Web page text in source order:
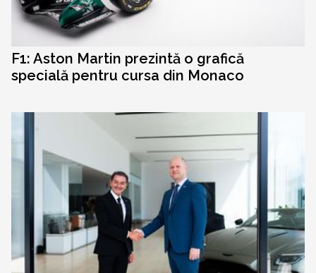
F1: Aston Martin prezintă o grafică
specială pentru cursa din Monaco